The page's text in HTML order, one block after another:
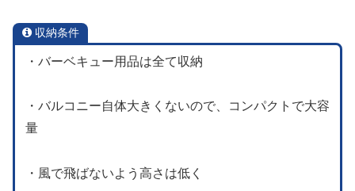
収納条件
・バーベキュー用品は全て収納
・バルコニー自体大きくないので、コンパクトで大容
量
・風で飛ばないよう高さは低く